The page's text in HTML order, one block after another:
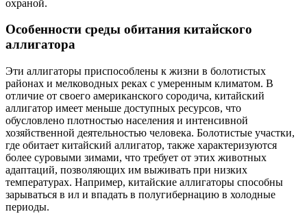
охраной.
Особенности среды обитания китайского
аллигатора
Эти аллигаторы приспособлены к жизни в болотистых
районах и мелководных реках с умеренным климатом. В
отличие от своего американского сородича, китайский
аллигатор имеет меньше доступных ресурсов, что
обусловлено плотностью населения и интенсивной
хозяйственной деятельностью человека. Болотистые участки,
где обитает китайский аллигатор, также характеризуются
более суровыми зимами, что требует от этих животных
адаптаций, позволяющих им выживать при низких
температурах. Например, китайские аллигаторы способны
зарываться в ил и впадать в полугибернацию в холодные
периоды.